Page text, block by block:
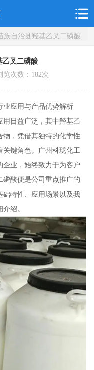
族自治县羟基乙叉二磷酸
乙叉二磷酸
次数： 182次
业应用与产品优势解析
用日益广泛，其中羟基乙
物，凭借其独特的化学性
关键角色。广州科珑化工
企业，始终致力于为客户
磷酸便是公司重点推广的
础特性、应用场景以及我
绍。